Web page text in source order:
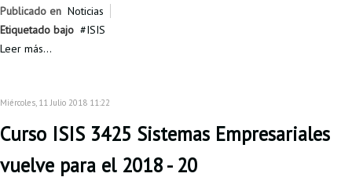
Publicado en Noticias
Etiquetado bajo
ISIS
Leer más...
Miércoles, 11 Julio 2018 11:22
Curso ISIS 3425 Sistemas Empresariales
vuelve para el 2018 - 20
Proyecto de grado
Reingreso
Retiro voluntario
Transferencia
Tarifas